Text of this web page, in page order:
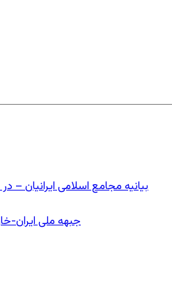
بیانیه مجامع اسلامی ایرانیان
جبهه ملی ایران-